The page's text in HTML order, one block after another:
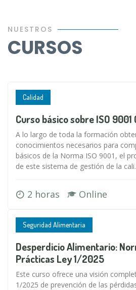
NUESTROS
CURSOS
Calidad
Curso básico sobre ISO 9001
A lo largo de toda la formación
conocimientos necesarios para
básicos de la Norma ISO 9001, el
de este sistema de gestión de la
2 horas Online
Seguridad Alimentaria
Desperdicio Alimentario:
Prácticas Ley 1/2025
Este curso ofrece una visión
1/2025 de prevención de las